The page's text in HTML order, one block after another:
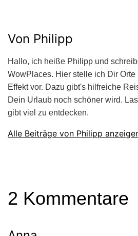
Von Philipp
Hallo, ich heiße Philipp und
WowPlaces. Hier stelle ich Dir
Effekt vor. Dazu gibt's hilfreiche
Dein Urlaub noch schöner wird.
gibt viel zu entdecken.
Alle Beiträge von Philipp
2 Kommentare